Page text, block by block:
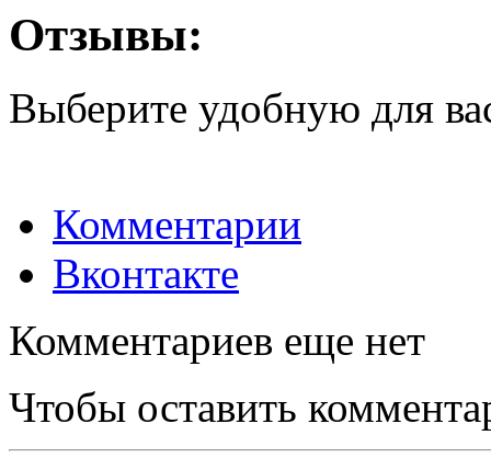
Отзывы:
Выберите удобную для
Комментарии
Вконтакте
Комментариев еще нет
Чтобы оставить